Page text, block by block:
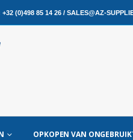
+32 (0)498 85 14 26 / SALES@AZ-
OPKOPEN VAN